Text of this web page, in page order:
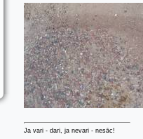
Ja vari - dari, ja nevari - nesāc!